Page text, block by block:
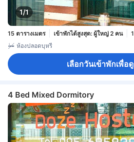
1/1
15 ตารางเมตร เข้าพักได้สูงสุด: ผู้ใหญ่ 2 คน
ห้องปลอดบุหรี่
เลือกวันเข้าพักเพื่อ
4 Bed Mixed Dormitory